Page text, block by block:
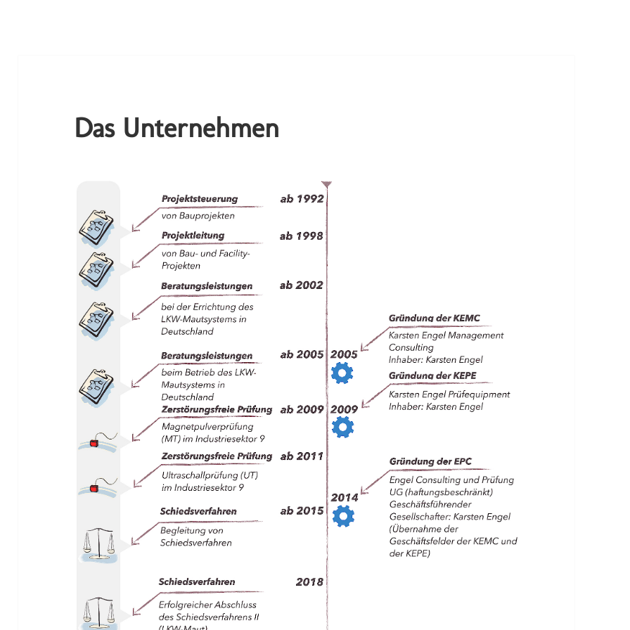
Das Unternehmen